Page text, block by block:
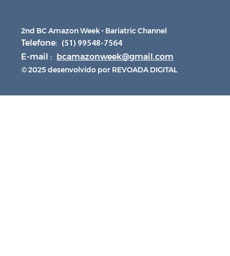
2nd BC Amazon Week - Bariatric Channel
Telefone: (51) 99548-7564
E-mail : bcamazonweek@gmail.com
© 2025 desenvolvido por REVOADA DIGITAL